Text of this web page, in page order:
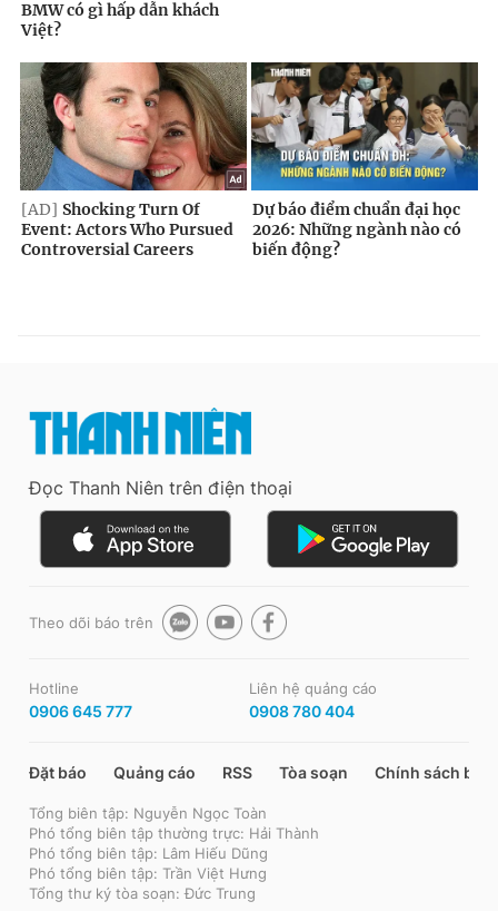
Đọc Thanh Niên trên điện thoại
Theo dõi báo trên
Hotline
0906 645 777
Liên hệ quảng cáo
0908 780 404
Đặt báo Quảng cáo RSS Tòa soạn Chính sách bảo
Tổng biên tập: Nguyễn Ngọc Toàn
Phó tổng biên tập thường trực: Hải Thành
Phó tổng biên tập: Lâm Hiếu Dũng
Phó tổng biên tập: Trần Việt Hưng
Tổng thư ký tòa soạn: Đức Trung